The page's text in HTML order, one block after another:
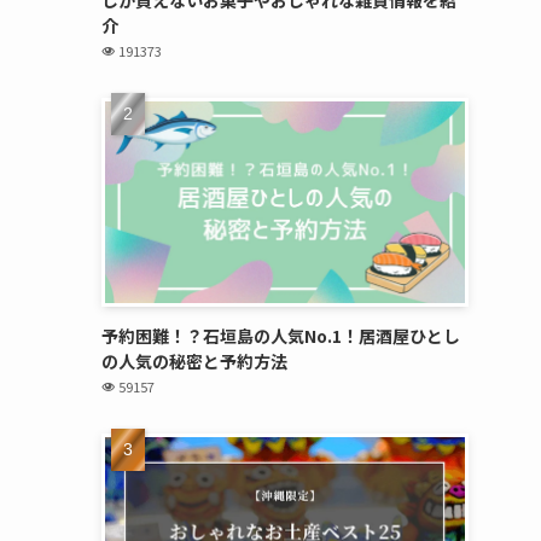
介
191373
予約困難！？石垣島の人気No.1！居酒屋ひとし
の人気の秘密と予約方法
59157